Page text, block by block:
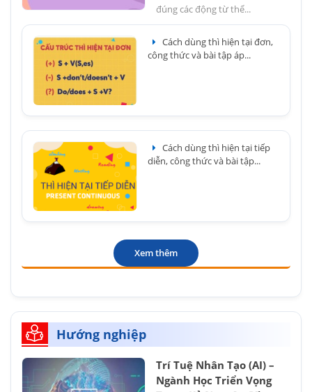
đúng các động từ thể...
Cách dùng thì hiện tại đơn,
công thức và bài tập áp...
Cách dùng thì hiện tại tiếp
diễn, công thức và bài tập...
Xem thêm
Hướng nghiệp
Trí Tuệ Nhân Tạo (AI) –
Ngành Học Triển Vọng